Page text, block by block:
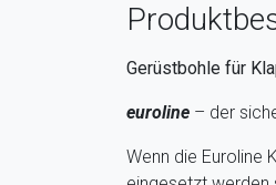
Gerüstbohle für
euroline – der
Wenn die Euroline